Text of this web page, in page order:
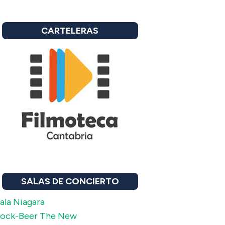
CARTELERAS
SALAS DE CONCIERTO
Niagara
Beer The New